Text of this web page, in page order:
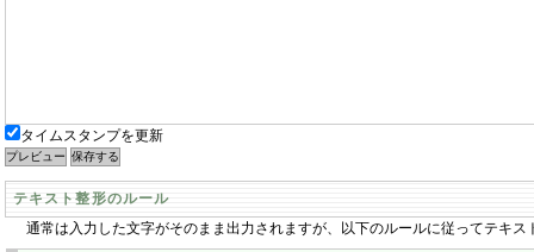
タイムスタンプを更新
テキスト整形のルール
通常は入力した文字がそのまま出力されますが、以下のルールに従ってテキス